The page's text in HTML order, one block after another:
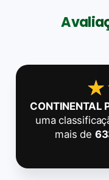
CONTINENTAL
uma
mais de